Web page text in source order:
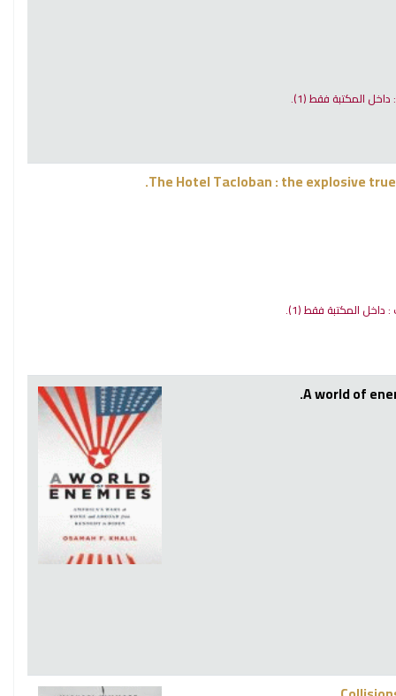
: داخل المكتبة فقط(1).
The Hotel Tacloban : the explosive
: داخل المكتبة فقط(1).
A world of